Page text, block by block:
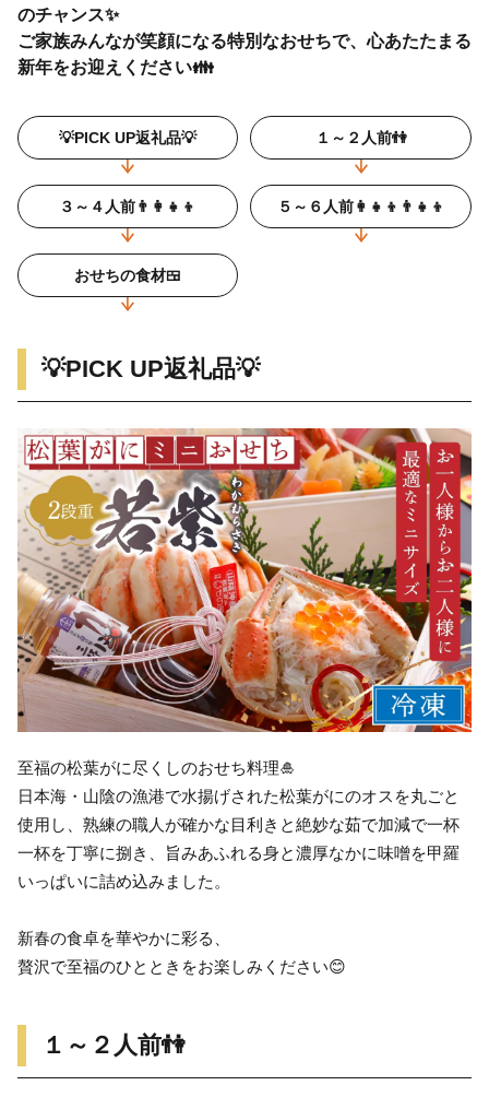
のチャンス✨
ご家族みんなが笑顔になる特別なおせちで、心あたたまる
新年をお迎えください👪
💡PICK UP返礼品💡 １～２人前👫
３～４人前👨‍👩‍👧‍👦 ５～６人前👩‍👧‍👦👨‍👧‍👦
おせちの食材🍱
💡PICK UP返礼品💡
至福の松葉がに尽くしのおせち料理🎍
日本海・山陰の漁港で水揚げされた松葉がにのオスを丸ごと
使用し、熟練の職人が確かな目利きと絶妙な茹で加減で一杯
一杯を丁寧に捌き、旨みあふれる身と濃厚なかに味噌を甲羅
いっぱいに詰め込みました。
新春の食卓を華やかに彩る、
贅沢で至福のひとときをお楽しみください😊
１～２人前👫